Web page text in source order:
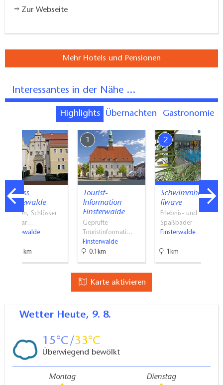
Zur Webseite
Mehr Hotels und Pensionen
Interessantes in der Nähe ...
Highlights Übernachten Gastronomie
Schloss
Sonnewalde
Museen, Schlösser
und Par…
Sonnewalde
10.1km
1
Tourist-
Information
Finsterwalde
Geprüfte
Touristinformati…
Finsterwalde
0.1km
2
Schwimmhalle
fiwave
Erlebnis- und
Spaßbäder
Finsterwalde
1km
Karte aktivieren
Wetter Heute, 9. 8.
15 33
Überwiegend bewölkt
Montag Dienstag